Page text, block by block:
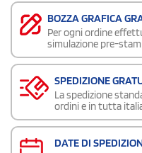
BOZZA GRAFICA
Per ogni ordine
simulazione pre-
SPEDIZIONE
La spedizione
ordini e in tutta
DATE DI